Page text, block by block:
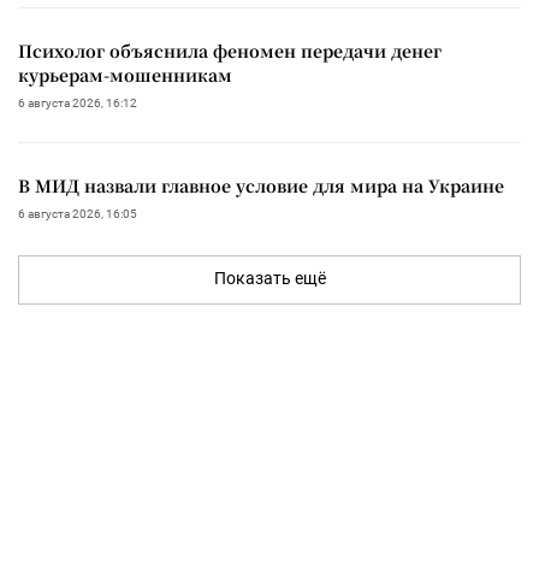
Психолог объяснила феномен передачи денег
курьерам-мошенникам
6 августа 2026, 16:12
В МИД назвали главное условие для мира на Украине
6 августа 2026, 16:05
Показать ещё